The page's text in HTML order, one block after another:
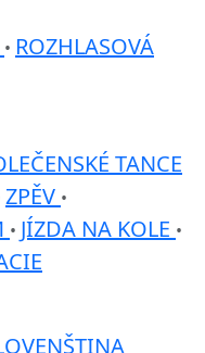
• ROZHLASOVÁ
TANCE
ZPĚV •
• JÍZDA NA KOLE •